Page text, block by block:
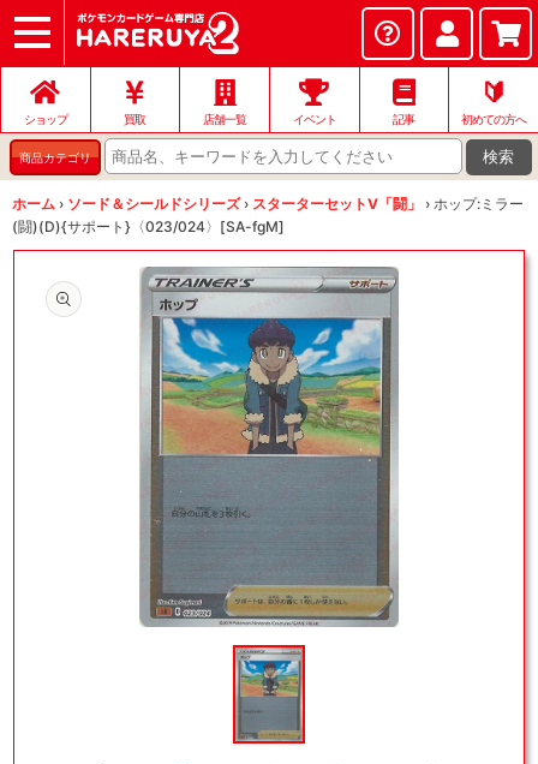
ショップ
店頭買取
ネット買取
店舗一覧
イベント
お問い合わせ
ショップ 買取 店舗一覧 イベント 記事
🔰
初めての方へ
商品カテゴリ 検索
ホーム › ソード＆シールドシリーズ › スターターセットV「闘」 › ホップ:ミラー
(闘)(D){サポート}〈023/024〉[SA-fgM]